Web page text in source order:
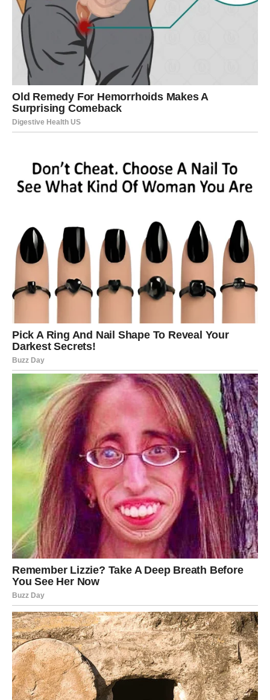
Čudo dana:osećaj da ste na pravom mestu – emotivno
i duhovno.
Blizanci – Poruka koja menja
tok dana
Blizanci, danas je dan komunikacije – ali one
Ako ste u vezi, danas se rešava nešto što je dugo stajalo
Ako ste slobodni,
jedan razgovor može probuditi
emocije za koje ste mislili da su nestale .
Čudo dana:reči koje leče i povezuju.
pronalazi
Rakovi su danas pod snažnim uticajem emocija, ali
pozitivnih i isceljujućih. Ovo je dan kada se osećate
viđeno, prihvaćeno i voljeno.
U vezi – partner pokazuje brigu, razumevanje i toplinu.
Idealno vreme za zajedničke planove.
Slobodni Rakovi mogu osetiti
duboku povezanost sa
osobom koja ih razume bez mnogo objašnjavanja.
Čudo dana: osećaj pripadnosti koji ste dugo tražili.
Lav – Ljubav vam vraća sjaj
Lavovi, 4. januar vam vraća osmeh. Posle perioda sumnje
u sebe i u tuđa osećanja, danas
U vezi – strasti se bude, a partner pokazuje divljenje.
Slobodni Lavovi privlače pažnju bez truda –neko vas
posmatra već duže vreme.
Čudo dana:shvatanje da ste voljeni baš zbog onoga